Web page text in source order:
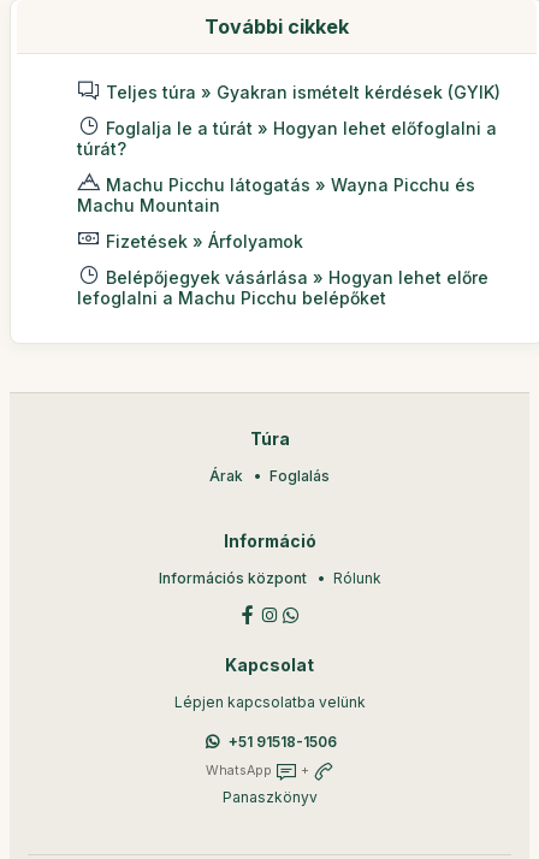
További cikkek
Teljes túra » Gyakran ismételt kérdések (GYIK)
Foglalja le a túrát » Hogyan lehet előfoglalni a
túrát?
Machu Picchu látogatás » Wayna Picchu és
Machu Mountain
Fizetések » Árfolyamok
Belépőjegyek vásárlása » Hogyan lehet előre
lefoglalni a Machu Picchu belépőket
Túra
Árak Foglalás
Információ
Információs központ Rólunk
Kapcsolat
Lépjen kapcsolatba velünk
+51 91518-1506
WhatsApp +
Panaszkönyv